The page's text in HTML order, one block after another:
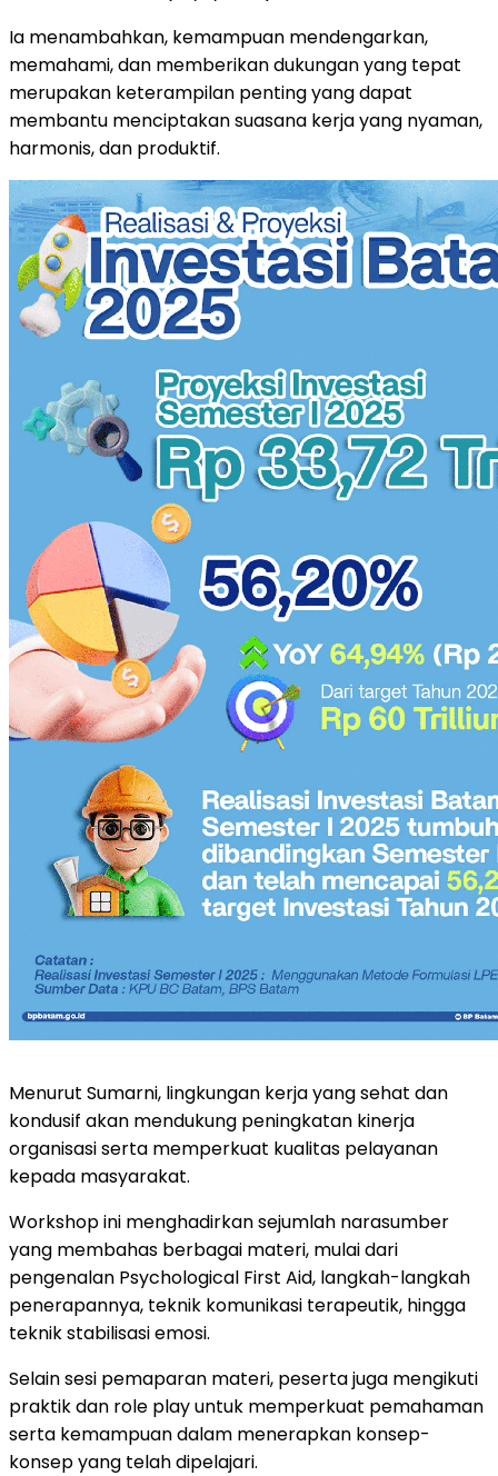
Ia menambahkan, kemampuan mendengarkan,
memahami, dan memberikan dukungan yang tepat
merupakan keterampilan penting yang dapat
membantu menciptakan suasana kerja yang nyaman,
harmonis, dan produktif.
Menurut Sumarni, lingkungan kerja yang sehat dan
kondusif akan mendukung peningkatan kinerja
organisasi serta memperkuat kualitas pelayanan
kepada masyarakat.
Workshop ini menghadirkan sejumlah narasumber
yang membahas berbagai materi, mulai dari
pengenalan Psychological First Aid, langkah-langkah
penerapannya, teknik komunikasi terapeutik, hingga
teknik stabilisasi emosi.
Selain sesi pemaparan materi, peserta juga mengikuti
praktik dan role play untuk memperkuat pemahaman
serta kemampuan dalam menerapkan konsep-
konsep yang telah dipelajari.